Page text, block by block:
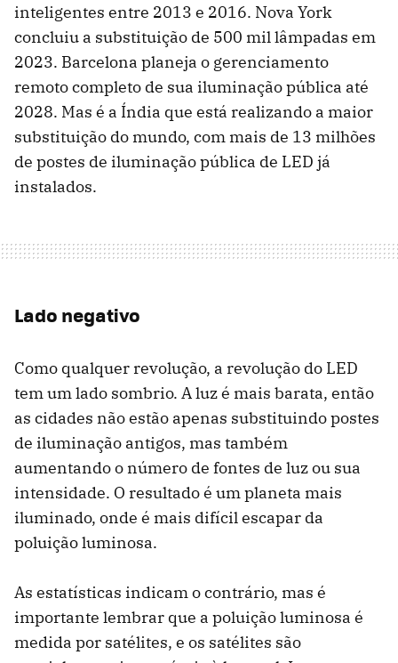
inteligentes entre 2013 e 2016. Nova York
concluiu a substituição de 500 mil lâmpadas em
2023. Barcelona planeja o gerenciamento
remoto completo de sua iluminação pública até
2028. Mas é a Índia que está realizando a maior
substituição do mundo, com mais de 13 milhões
de postes de iluminação pública de LED já
instalados.
Lado negativo
Como qualquer revolução, a revolução do LED
tem um lado sombrio. A luz é mais barata, então
as cidades não estão apenas substituindo postes
de iluminação antigos, mas também
aumentando o número de fontes de luz ou sua
intensidade. O resultado é um planeta mais
iluminado, onde é mais difícil escapar da
poluição luminosa.
As estatísticas indicam o contrário, mas é
importante lembrar que a poluição luminosa é
medida por satélites, e os satélites são